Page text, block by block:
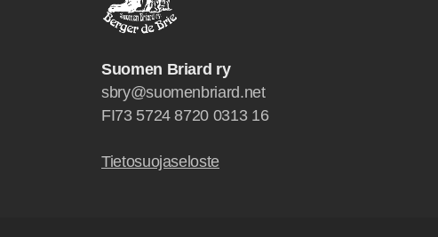
Suomen Briard ry
sbry@suomenbriard.net
FI73 5724 8720 0313 16
Tietosuojaseloste